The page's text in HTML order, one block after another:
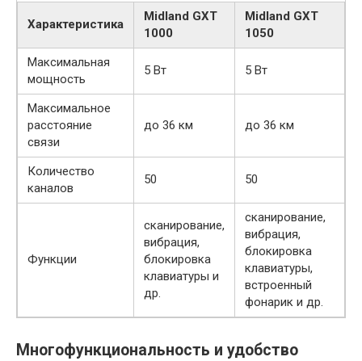
Характеристика
Midland GXT
1000
Midland GXT
1050
Максимальная
мощность
5 Вт 5 Вт
Максимальное
расстояние
связи
до 36 км до 36 км
Количество
каналов
50 50
Функции
сканирование,
вибрация,
блокировка
клавиатуры и
др.
сканирование,
вибрация,
блокировка
клавиатуры,
встроенный
фонарик и др.
Многофункциональность и удобство